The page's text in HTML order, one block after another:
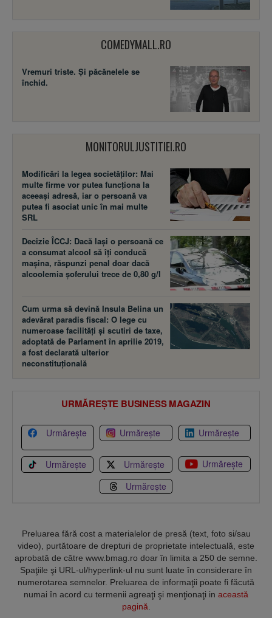
COMEDYMALL.RO
Vremuri triste. Şi păcănelele se
închid.
MONITORULJUSTITIEI.RO
Modificări la legea societăţilor: Mai
multe firme vor putea funcţiona la
aceeaşi adresă, iar o persoană va
putea fi asociat unic în mai multe
SRL
Decizie ÎCCJ: Dacă laşi o persoană ce
a consumat alcool să îţi conducă
maşina, răspunzi penal doar dacă
alcoolemia şoferului trece de 0,80 g/l
Cum urma să devină Insula Belina un
adevărat paradis fiscal: O lege cu
numeroase facilităţi şi scutiri de taxe,
adoptată de Parlament în aprilie 2019,
a fost declarată ulterior
neconstituţională
URMĂREȘTE BUSINESS MAGAZIN
Urmărește Urmărește Urmărește
Urmărește Urmărește
Urmărește
Urmărește
Preluarea fără cost a materialelor de presă (text, foto si/sau
video), purtătoare de drepturi de proprietate intelectuală, este
aprobată de către www.bmag.ro doar în limita a 250 de semne.
Spaţiile şi URL-ul/hyperlink-ul nu sunt luate în considerare în
numerotarea semnelor. Preluarea de informaţii poate fi făcută
numai în acord cu termenii agreaţi şi menţionaţi in această
pagină